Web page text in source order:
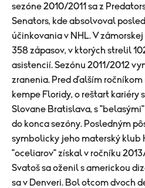
sezóne 2010/2011 sa z
Senators, kde absolvoval
účinkovania v NHL. V
358 zápasov, v ktorých strelil
asistencií. Sezónu 2011/2012
zranenia. Pred ďalším
kempe Floridy, o reštart kariéry
Slovane Bratislava, s
do konca sezóny. Posledným
symbolicky jeho materský klub
"oceliarov" získal v ročníku
Svatoš sa oženil s americkou
sa v Denveri. Bol otcom dvoch